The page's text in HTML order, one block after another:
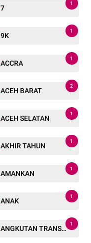
7
1
9K
1
ACCRA
1
ACEH BARAT
2
ACEH SELATAN
1
AKHIR TAHUN
1
AMANKAN
1
ANAK
1
ANGKUTAN TRANSPORTASI
1